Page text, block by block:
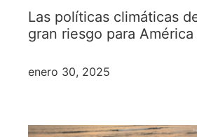
Las políticas climáticas
gran riesgo para América
enero 30, 2025